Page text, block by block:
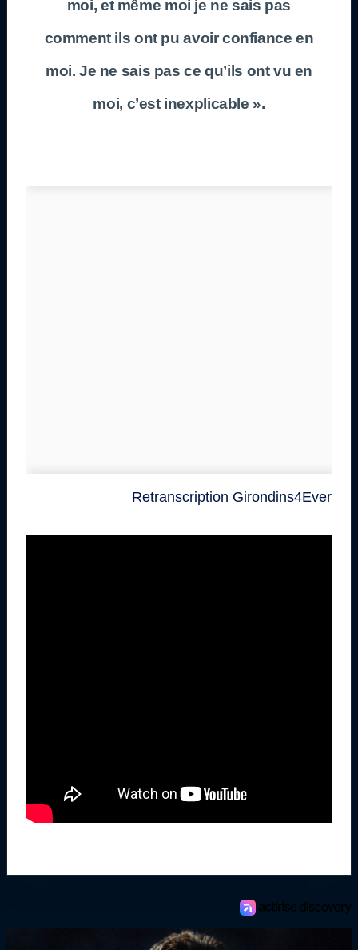
moi, et même moi je ne sais pas
comment ils ont pu avoir confiance en
moi. Je ne sais pas ce qu’ils ont vu en
moi, c’est inexplicable ».
Retranscription Girondins4Ever